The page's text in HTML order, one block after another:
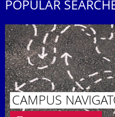
POPULAR
CAMPUS